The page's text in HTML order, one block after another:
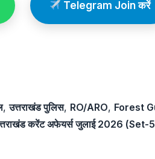
Telegram Join करें
,उत्तराखंड पुलिस, RO/ARO, Forest
करेंट अफेयर्स जुलाई 2026 (Set-